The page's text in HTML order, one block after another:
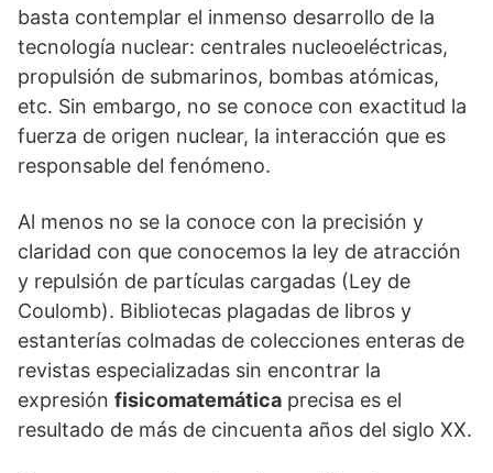
basta contemplar el inmenso desarrollo de la
tecnología nuclear: centrales nucleoeléctricas,
propulsión de submarinos, bombas atómicas,
etc. Sin embargo, no se conoce con exactitud la
fuerza de origen nuclear, la inter­acción que es
responsable del fenómeno.
Al menos no se la conoce con la precisión y
claridad con que conocemos la ley de atracción
y repulsión de par­tículas cargadas (Ley de
Coulomb). Bibliotecas plagadas de libros y
estanterías colmadas de colecciones enteras de
revistas especializadas sin encontrar la
expresión fisicomatemática precisa es el
resultado de más de cincuenta años del siglo XX.